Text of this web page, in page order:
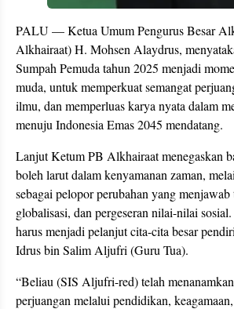
PALU — Ketua Umum Pengurus Besar
Alkhairaat) H. Mohsen Alaydrus,
Sumpah Pemuda tahun 2025 menjadi
muda, untuk memperkuat semangat
ilmu, dan memperluas karya nyata dalam
menuju Indonesia Emas 2045 mendatang.
Lanjut Ketum PB Alkhairaat menegaskan
boleh larut dalam kenyamanan zaman,
sebagai pelopor perubahan yang
globalisasi, dan pergeseran nilai-nilai
harus menjadi pelanjut cita-cita besar
Idrus bin Salim Aljufri (Guru Tua).
“Beliau (SIS Aljufri-red) telah
perjuangan melalui pendidikan,